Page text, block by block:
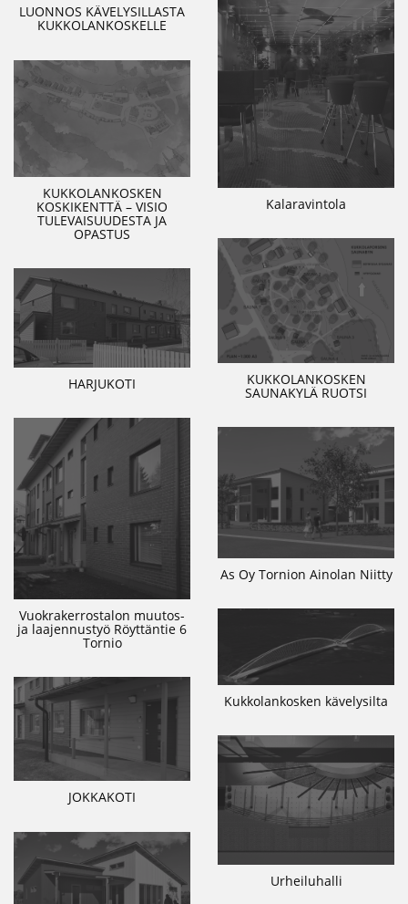
LUONNOS KÄVELYSILLASTA
KUKKOLANKOSKELLE
Kalaravintola
KUKKOLANKOSKEN
KOSKIKENTTÄ – VISIO
TULEVAISUUDESTA JA
OPASTUS
KUKKOLANKOSKEN
SAUNAKYLÄ RUOTSI
HARJUKOTI
Vuokrakerrostalon muutos-
ja laajennustyö Röyttäntie 6
Tornio
As Oy Tornion Ainolan Niitty
Kukkolankosken kävelysilta
JOKKAKOTI
Urheiluhalli